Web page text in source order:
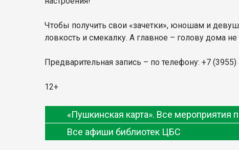
Чтобы получить свои «зачетки», юношам и
ловкость и смекалку. А главное – голову дома
Предварительная запись – по телефону: +7 (3955)
12+
«Пушкинская карта». Все
Все афиши библиотек ЦБС